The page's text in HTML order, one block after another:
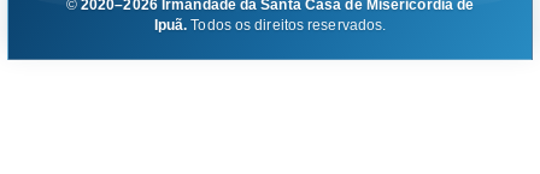
© 2020–2026 Irmandade da Santa Casa de Misericórdia de
Ipuã.Todos os direitos reservados.